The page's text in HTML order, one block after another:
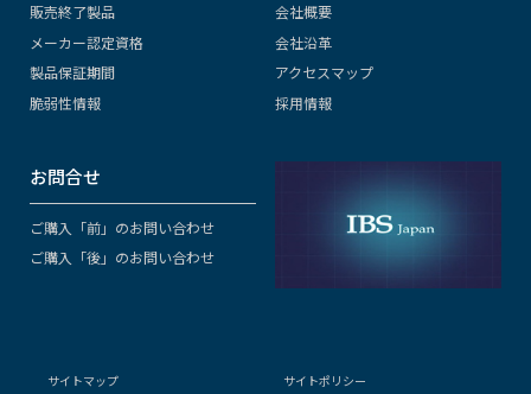
販売終了製品
メーカー認定資格
製品保証期間
脆弱性情報
会社概要
会社沿革
アクセスマップ
採用情報
お問合せ
ご購入「前」のお問い合わせ
ご購入「後」のお問い合わせ
サイトマップ サイトポリシー